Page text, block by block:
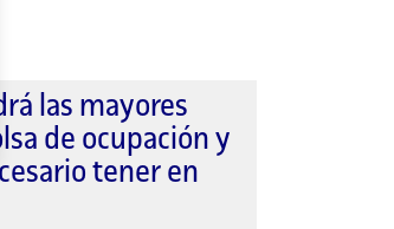
las mayores
de ocupación y
tener en